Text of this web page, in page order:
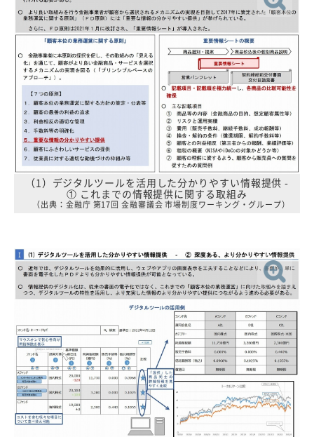
（1）デジタルツールを活用した分かりやすい情報提供 -
① これまでの情報提供に関する取組み
（出典：金融庁 第17回 金融審議会 市場制度ワーキング・グループ）